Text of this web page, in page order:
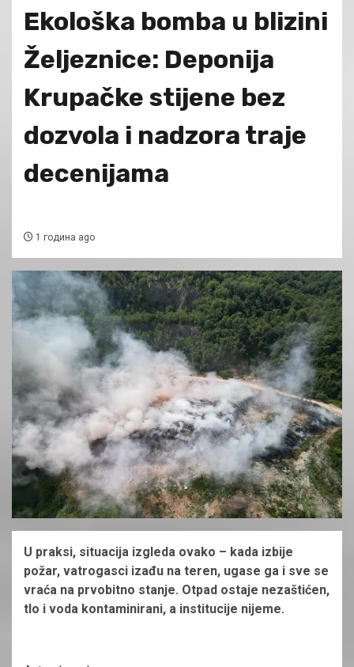
Ekološka bomba u blizini
Željeznice: Deponija
Krupačke stijene bez
dozvola i nadzora traje
decenijama
1 година ago
U praksi, situacija izgleda ovako – kada izbije
požar, vatrogasci izađu na teren, ugase ga i sve se
vraća na prvobitno stanje. Otpad ostaje nezaštićen,
tlo i voda kontaminirani, a institucije nijeme.